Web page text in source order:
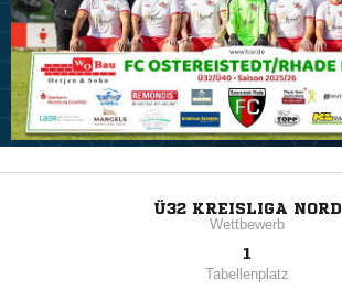
Ü32 KREISLIGA NORD
Wettbewerb
1
Tabellenplatz